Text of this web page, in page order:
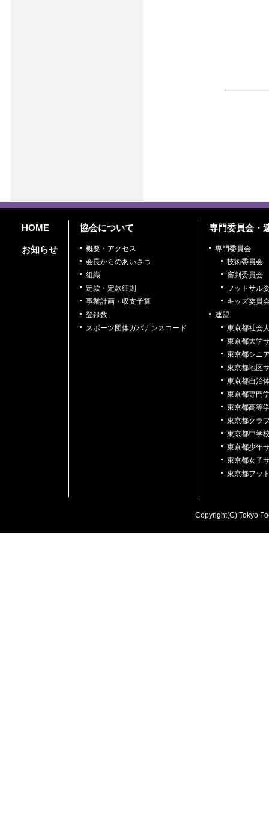
HOME
お知らせ
協会について
概要・アクセス
会長からのあいさつ
組織
定款・定款細則
事業計画・収支予算
登録数
スポーツ団体ガバナンスコード
専門委員会・
専門委員会
技術委員会
審判委員会
フットサル
キッズ委員
連盟
東京都社会
東京都大学
東京都シニ
東京都地区
東京都自治
東京都専門
東京都高等
東京都クラ
東京都中学
東京都少年
東京都女子
東京都フッ
Copyright(C) Tokyo